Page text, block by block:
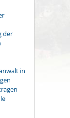
der
in